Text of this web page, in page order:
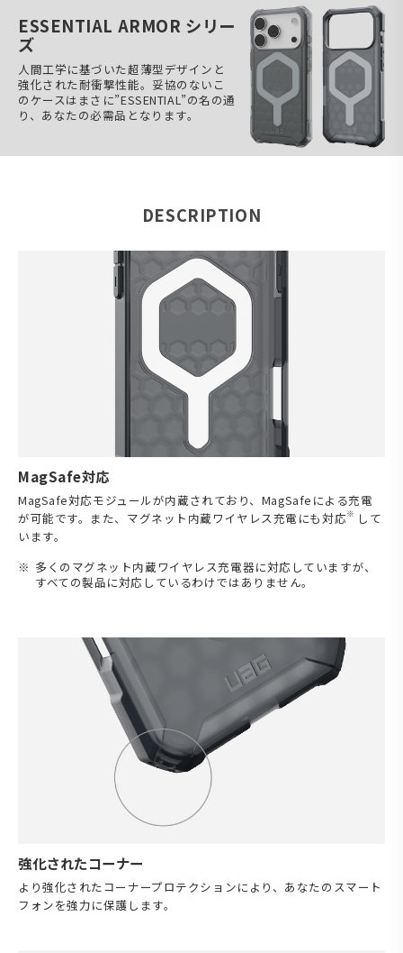
ESSENTIAL ARMOR シリー
ズ
人間工学に基づいた超薄型デザインと
強化された耐衝撃性能。妥協のないこ
のケースはまさに”ESSENTIAL”の名の通
り、あなたの必需品となります。
DESCRIPTION
MagSafe対応
MagSafe対応モジュールが内蔵されており、MagSafeによる充電
が可能です。また、マグネット内蔵ワイヤレス充電にも対応※ して
います。
多くのマグネット内蔵ワイヤレス充電器に対応していますが、
すべての製品に対応しているわけではありません。
強化されたコーナー
より強化されたコーナープロテクションにより、あなたのスマート
フォンを強力に保護します。